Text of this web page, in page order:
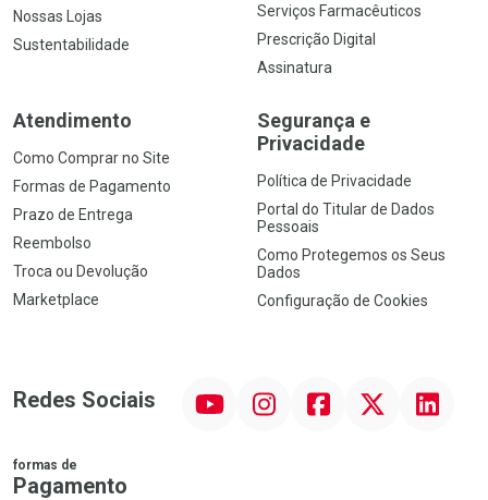
Nossas Lojas
Sustentabilidade
Serviços Farmacêuticos
Prescrição Digital
Assinatura
Atendimento
Como Comprar no Site
Formas de Pagamento
Prazo de Entrega
Reembolso
Troca ou Devolução
Marketplace
Segurança e
Privacidade
Política de Privacidade
Portal do Titular de Dados
Pessoais
Como Protegemos os Seus
Dados
Configuração de Cookies
Redes Sociais InstagramFacebookTwitter Linkedin
formas de
Pagamento